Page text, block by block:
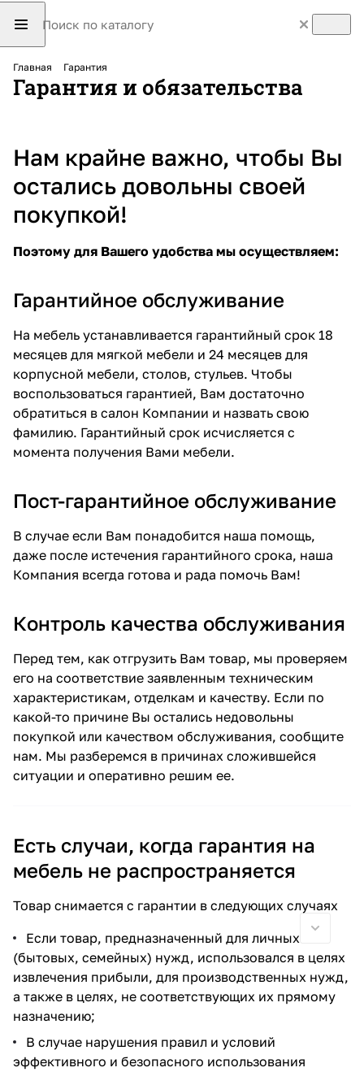
Главная Гарантия
Гарантия и обязательства
Нам крайне важно, чтобы Вы
остались довольны своей
покупкой!
Поэтому для Вашего удобства мы осуществляем:
Гарантийное обслуживание
На мебель устанавливается гарантийный срок 18
месяцев для мягкой мебели и 24 месяцев для
корпусной мебели, столов, стульев. Чтобы
воспользоваться гарантией, Вам достаточно
обратиться в салон Компании и назвать свою
фамилию. Гарантийный срок исчисляется с
момента получения Вами мебели.
Пост-гарантийное обслуживание
В случае если Вам понадобится наша помощь,
даже после истечения гарантийного срока, наша
Компания всегда готова и рада помочь Вам!
Контроль качества обслуживания
Перед тем, как отгрузить Вам товар, мы проверяем
его на соответствие заявленным техническим
характеристикам, отделкам и качеству. Если по
какой-то причине Вы остались недовольны
покупкой или качеством обслуживания, сообщите
нам. Мы разберемся в причинах сложившейся
ситуации и оперативно решим ее.
Есть случаи, когда гарантия на
мебель не распространяется
Товар снимается с гарантии в следующих случаях
Если товар, предназначенный для личных
(бытовых, семейных) нужд, использовался в целях
извлечения прибыли, для производственных нужд,
а также в целях, не соответствующих их прямому
назначению;
В случае нарушения правил и условий
эффективного и безопасного использования